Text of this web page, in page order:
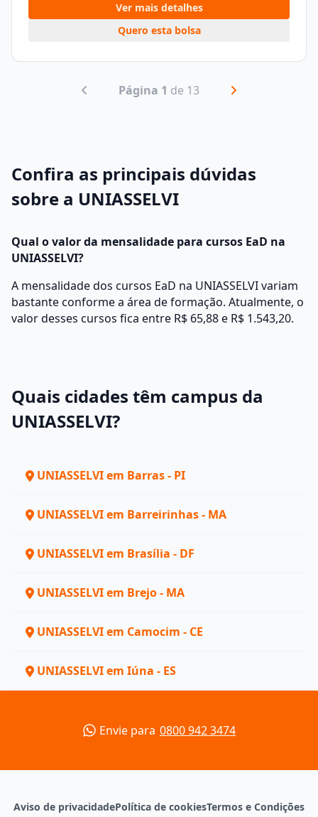
Ver mais detalhes
Quero esta bolsa
Página 1 de 13
Confira as principais dúvidas
sobre a UNIASSELVI
Qual o valor da mensalidade para cursos EaD na
UNIASSELVI?
A mensalidade dos cursos EaD na UNIASSELVI variam
bastante conforme a área de formação. Atualmente, o
valor desses cursos fica entre R$ 65,88 e R$ 1.543,20.
Quais cidades têm campus da
UNIASSELVI?
UNIASSELVI em Barras - PI
UNIASSELVI em Barreirinhas - MA
UNIASSELVI em Brasília - DF
UNIASSELVI em Brejo - MA
UNIASSELVI em Camocim - CE
UNIASSELVI em Iúna - ES
Envie para 0800 942 3474
Aviso de privacidadePolítica de cookiesTermos e Condições